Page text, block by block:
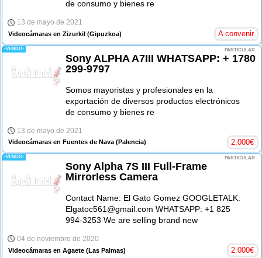
de consumo y bienes re
13 de mayo de 2021
Videocámaras en Zizurkil (Gipuzkoa) A convenir
-VENDO- PARTICULAR
Sony ALPHA A7III WHATSAPP: + 1780
299-9797
Somos mayoristas y profesionales en la
exportación de diversos productos electrónicos
de consumo y bienes re
13 de mayo de 2021
Videocámaras en Fuentes de Nava (Palencia) 2.000€
-VENDO- PARTICULAR
Sony Alpha 7S III Full-Frame
Mirrorless Camera
Contact Name: El Gato Gomez GOOGLETALK:
Elgatoc561@gmail.com WHATSAPP: +1 825
994-3253 We are selling brand new
04 de noviembre de 2020
Videocámaras en Agaete (Las Palmas) 2.000€